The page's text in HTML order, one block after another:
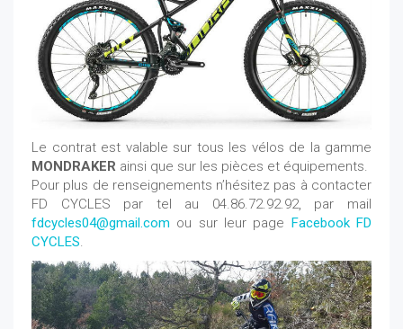
Le contrat est valable sur tous les vélos de la gamme
MONDRAKER ainsi que sur les pièces et équipements.
Pour plus de renseignements n’hésitez pas à contacter
FD CYCLES par tel au 04.86.72.92.92, par mail
fdcycles04@gmail.com ou sur leur page Facebook FD
CYCLES